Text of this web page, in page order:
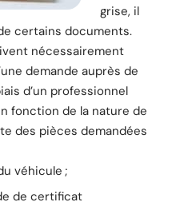
grise, il
certains documents.
nécessairement
demande auprès de
d’un professionnel
fonction de la nature de
des pièces demandées
véhicule ;
de certificat